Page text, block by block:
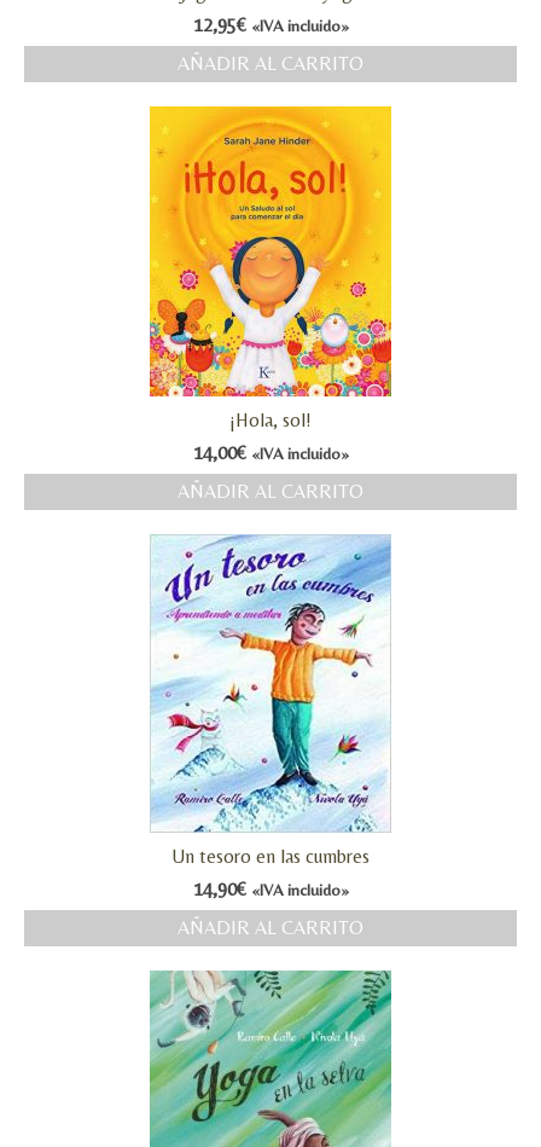
Valoraciones y opiniones de TejiendoLEE un
12,95€ «IVA incluido»
AÑADIR AL CARRITO
¡Hola, sol!
14,00€ «IVA incluido»
AÑADIR AL CARRITO
Un tesoro en las cumbres
14,90€ «IVA incluido»
AÑADIR AL CARRITO